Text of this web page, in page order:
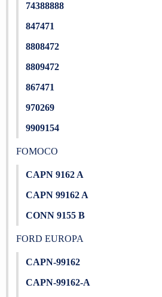
74388888
847471
8808472
8809472
867471
970269
9909154
FOMOCO
CAPN 9162 A
CAPN 99162 A
CONN 9155 B
FORD EUROPA
CAPN-99162
CAPN-99162-A